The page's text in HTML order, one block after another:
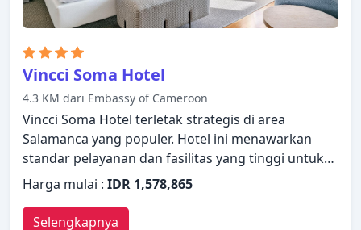
Vincci Soma Hotel
4.3 KM dari Embassy of Cameroon
Vincci Soma Hotel terletak strategis di area
Salamanca yang populer. Hotel ini menawarkan
standar pelayanan dan fasilitas yang tinggi untuk
memenuhi setiap kebutuhan semua wisatawan.
WiFi gratis di semua kamar, resepsionis 24 jam,
fasilitas untuk tamu dengan kebutuhan khusus,
Harga mulai : IDR 1,578,865
Selengkapnya